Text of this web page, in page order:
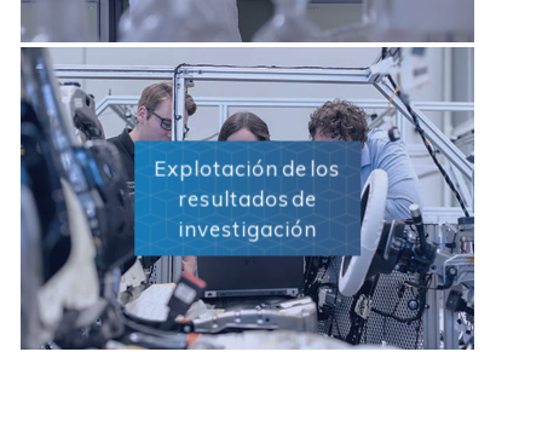
Explotación de los
resultados de
investigación